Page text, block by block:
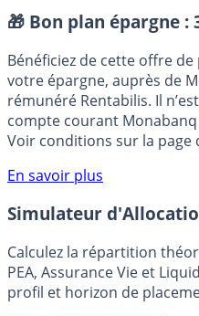
Placement sans risque
🎁 Bon plan épargne :
Bénéficiez de cette offre
votre épargne, auprès de
rémunéré Rentabilis. Il
compte courant
Voir conditions sur la page
En savoir plus
Simulateur
Calculez la répartition